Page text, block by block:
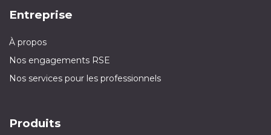
Entreprise
À propos
Nos engagements RSE
Nos services pour les professionnels
Produits